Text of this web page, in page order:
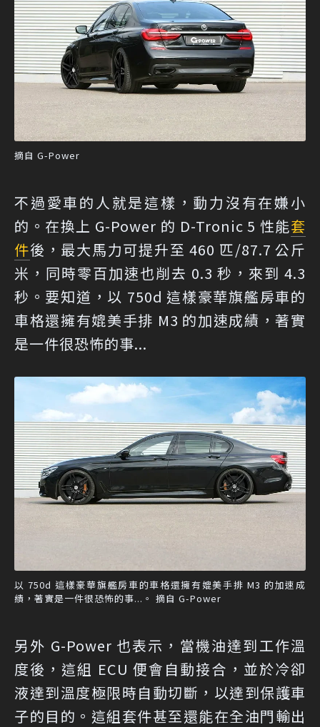
摘自 G-Power
不過愛車的人就是這樣，動力沒有在嫌小
的。在換上 G-Power 的 D-Tronic 5 性能套
件後，最大馬力可提升至 460 匹/87.7 公斤
米，同時零百加速也削去 0.3 秒，來到 4.3
秒。要知道，以 750d 這樣豪華旗艦房車的
車格還擁有媲美手排 M3 的加速成績，著實
是一件很恐怖的事...
以 750d 這樣豪華旗艦房車的車格還擁有媲美手排 M3 的加速成
績，著實是一件很恐怖的事...。 摘自 G-Power
另外 G-Power 也表示，當機油達到工作溫
度後，這組 ECU 便會自動接合，並於冷卻
液達到溫度極限時自動切斷，以達到保護車
子的目的。這組套件甚至還能在全油門輸出